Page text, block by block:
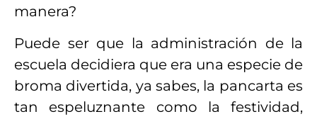
manera?
Puede ser que la administración de la
escuela decidiera que era una especie de
broma divertida, ya sabes, la pancarta es
tan espeluznante como la festividad,